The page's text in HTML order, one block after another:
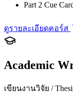
Part 2 Cue
ดูรายละเอียดคอร์ส
Academic
เขียนงานวิจัย /